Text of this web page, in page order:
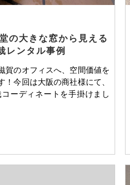
の大きな窓から見える
レンタル事例
賀のオフィスへ、空間価値を
今回は大阪の商社様にて、
ーディネートを手掛けまし